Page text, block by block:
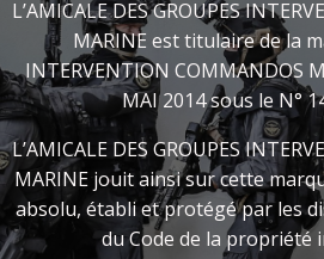
L’AMICALE DES GROUPES
MARINE est titulaire de la
INTERVENTION COMMANDOS
MAI 2014 sous le N°
L’AMICALE DES GROUPES
MARINE jouit ainsi sur cette
absolu, établi et protégé par les
du Code de la propriété